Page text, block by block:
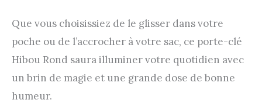
Que vous choisissiez de le glisser dans votre
poche ou de l’accrocher à votre sac, ce porte-clé
Hibou Rond saura illuminer votre quotidien avec
un brin de magie et une grande dose de bonne
humeur.